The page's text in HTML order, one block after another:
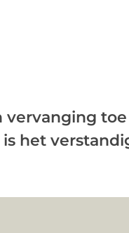
vervanging
het